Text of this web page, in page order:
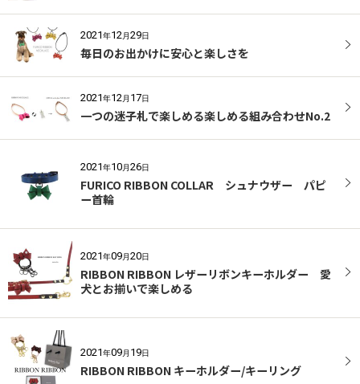
2021年12月29日
毎日のお出かけに安心と楽しさを
2021年12月 17日
一つの迷子札で楽しめる楽しめる組み合わせNo.2
2021年10月26日
FURICO RIBBON COLLAR シュナウザー パピ
ー首輪
2021年09月20日
RIBBON RIBBON レザーリボンキーホルダー 愛
犬とお揃いで楽しめる
2021年09月 19日
RIBBON RIBBON キーホルダー/キーリング